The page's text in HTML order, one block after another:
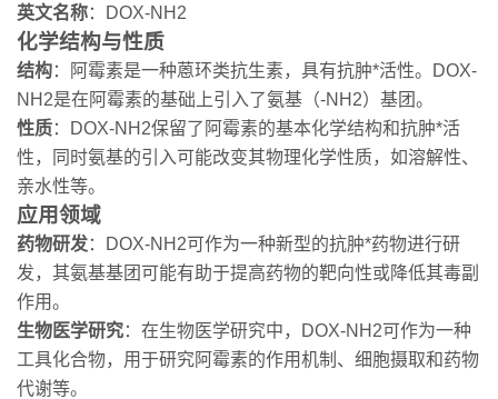
英文名称：DOX-NH2
化学结构与性质
结构：阿霉素是一种蒽环类抗生素，具有抗肿*活性。DOX-
NH2是在阿霉素的基础上引入了氨基（-NH2）基团。
性质：DOX-NH2保留了阿霉素的基本化学结构和抗肿*活
性，同时氨基的引入可能改变其物理化学性质，如溶解性、
亲水性等。
应用领域
药物研发：DOX-NH2可作为一种新型的抗肿*药物进行研
发，其氨基基团可能有助于提高药物的靶向性或降低其毒副
作用。
生物医学研究：在生物医学研究中，DOX-NH2可作为一种
工具化合物，用于研究阿霉素的作用机制、细胞摄取和药物
代谢等。